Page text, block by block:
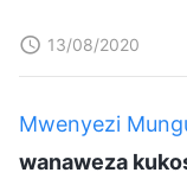
13/08/2020
Mwenyezi
wanaweza